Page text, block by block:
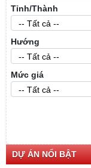
Tỉnh/Thành
Hướng
Mức giá
DỰ ÁN NỔI BẬT